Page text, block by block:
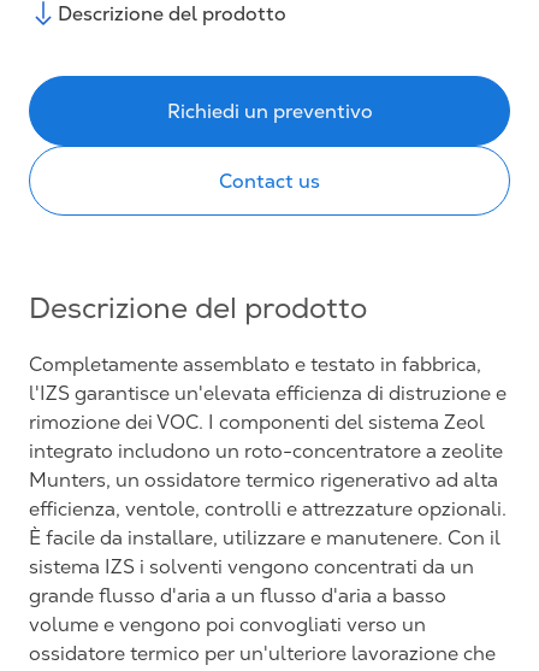
Descrizione del prodotto
Richiedi un preventivo
Contact us
Descrizione del prodotto
Completamente assemblato e testato in fabbrica,
l'IZS garantisce un'elevata efficienza di distruzione e
rimozione dei VOC. I componenti del sistema Zeol
integrato includono un roto-concentratore a zeolite
Munters, un ossidatore termico rigenerativo ad alta
efficienza, ventole, controlli e attrezzature opzionali.
È facile da installare, utilizzare e manutenere. Con il
sistema IZS i solventi vengono concentrati da un
grande flusso d'aria a un flusso d'aria a basso
volume e vengono poi convogliati verso un
ossidatore termico per un'ulteriore lavorazione che